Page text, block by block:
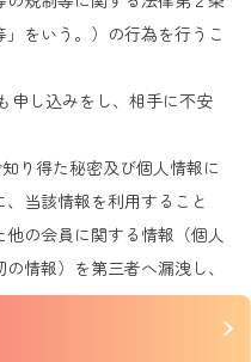
をいう。）の行為を行うこ
申し込みをし、相手に不安
り得た秘密及び個人情報に
当該情報を利用すること
の会員に関する情報（個人
情報）を第三者へ漏洩し、
報を複製・複写（資料や画